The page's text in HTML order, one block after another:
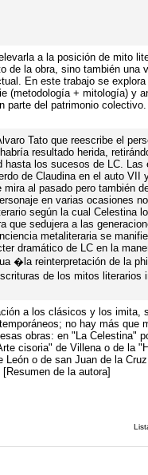
a la posición de mito
de la obra, sino también una
En este trabajo se
(metodología + mitología) y
parte del patrimonio
Tato que reescribe el
resultado herida,
hasta los sucesos de LC. Las
de Claudina en el auto VII
al pasado pero también
en varias ocasiones
según la cual Celestina
que sedujera a las
metaliteraria se
dramático de LC en la
�la reinterpretación de la
de los mitos literarios
a los clásicos y los imita,
no hay más que
obras: en "La Celestina"
cisoria" de Villena o de la
o de san Juan de la
de la autora]